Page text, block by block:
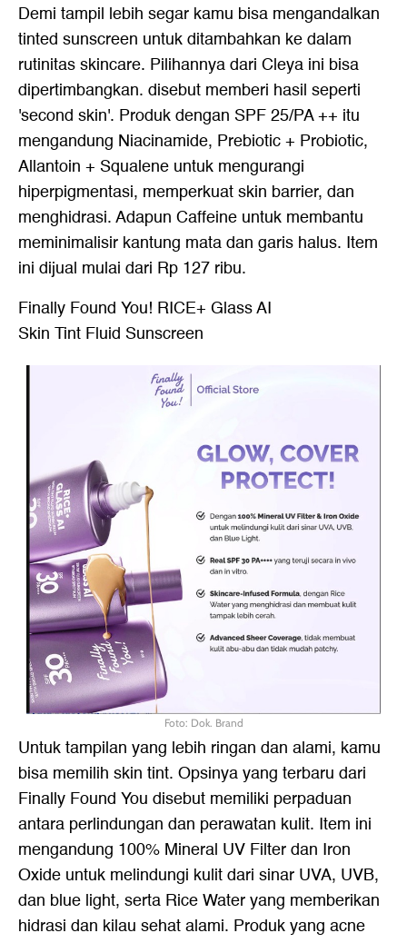
Demi tampil lebih segar kamu bisa mengandalkan
tinted sunscreen untuk ditambahkan ke dalam
rutinitas skincare. Pilihannya dari Cleya ini bisa
dipertimbangkan. disebut memberi hasil seperti
'second skin'. Produk dengan SPF 25/PA ++ itu
mengandung Niacinamide, Prebiotic + Probiotic,
Allantoin + Squalene untuk mengurangi
hiperpigmentasi, memperkuat skin barrier, dan
menghidrasi. Adapun Caffeine untuk membantu
meminimalisir kantung mata dan garis halus. Item
ini dijual mulai dari Rp 127 ribu.
Finally Found You! RICE+ Glass AI
Skin Tint Fluid Sunscreen
Foto: Dok. Brand
Untuk tampilan yang lebih ringan dan alami, kamu
bisa memilih skin tint. Opsinya yang terbaru dari
Finally Found You disebut memiliki perpaduan
antara perlindungan dan perawatan kulit. Item ini
mengandung 100% Mineral UV Filter dan Iron
Oxide untuk melindungi kulit dari sinar UVA, UVB,
dan blue light, serta Rice Water yang memberikan
hidrasi dan kilau sehat alami. Produk yang acne